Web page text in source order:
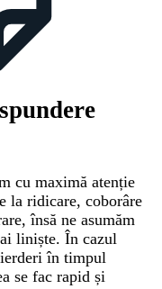
cu maximă atenție
la ridicare, coborâre
însă ne asumăm
liniște. În cazul
în timpul
se fac rapid și